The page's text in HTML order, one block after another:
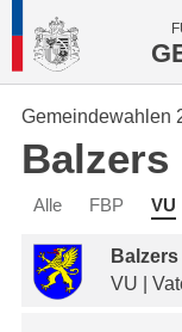
Gemeindewahlen
Balzers
Alle FBP VU
Balzers
VU |